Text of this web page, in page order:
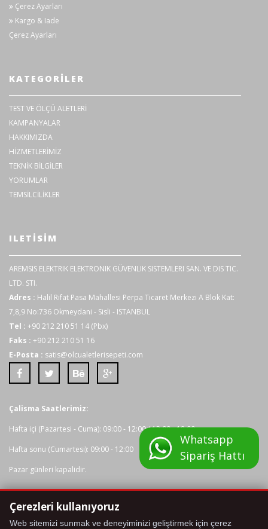
Çerez Ayarları
Kargo & Iade
Çerez Ayarları
KATEGORILER
TEST VE ÖLÇÜ ALETLERİ
KAMPANYALAR
HAKKIMIZDA
HİZMETLERİMİZ
TEKNİK BİLGİLER
YORUMLAR
TEMSİLCİLİKLER
ILETISIM
AREMSIS ELEKTRIK ELEKTRONIK GÜVENLIK SISTEMLERI SAN. VE DIS TIC.
LTD. STI.
Adres : Halil Rifat Pasa Mahallesi Perpa Ticaret Merkezi A Blok Kat:
7,8,9 No:736 Okmeydani - Sisli - ISTANBUL
Tel : +90 212 210 51 14 (Pbx)
Faks : +90 212 210 51 16
E-Posta : satis@olcualetlerisepeti.com
Çalisma Saatlerimiz:
Hafta içi (Pazartesi - Cuma): 09:00 - 12:00 / 13:00 - 18:00
Hafta sonu (Cumartesi): 09:00 - 12:00
Pazar günleri kapalidir.
Tüm kredi karti bilgileriniz 2048 bit SSL Sertifikasi ile korunmaktadir.
Whatsapp
Sipariş Hattı
Çerezleri kullanıyoruz
Web sitemizi sunmak ve deneyiminizi geliştirmek için çerez